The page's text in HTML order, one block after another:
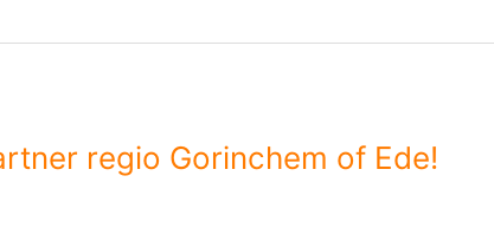
regio Gorinchem of Ede!